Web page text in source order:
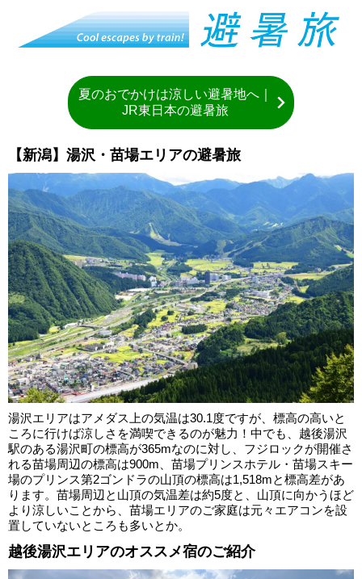
夏のおでかけは涼しい避暑地へ｜
JR東日本の避暑旅
【新潟】湯沢・苗場エリアの避暑旅
湯沢エリアはアメダス上の気温は30.1度ですが、標高の高いと
ころに行けば涼しさを満喫できるのが魅力！中でも、越後湯沢
駅のある湯沢町の標高が365mなのに対し、フジロックが開催さ
れる苗場周辺の標高は900m、苗場プリンスホテル・苗場スキー
場のプリンス第2ゴンドラの山頂の標高は1,518mと標高差があ
ります。苗場周辺と山頂の気温差は約5度と、山頂に向かうほど
より涼しいことから、苗場エリアのご家庭は元々エアコンを設
置していないところも多いとか。
越後湯沢エリアのオススメ宿のご紹介